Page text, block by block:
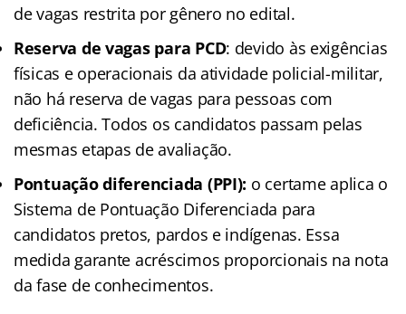
de vagas restrita por gênero no edital.
Reserva de vagas para PCD: devido às exigências
físicas e operacionais da atividade policial-militar,
não há reserva de vagas para pessoas com
deficiência. Todos os candidatos passam pelas
mesmas etapas de avaliação.
Pontuação diferenciada (PPI): o certame aplica o
Sistema de Pontuação Diferenciada para
candidatos pretos, pardos e indígenas. Essa
medida garante acréscimos proporcionais na nota
da fase de conhecimentos.